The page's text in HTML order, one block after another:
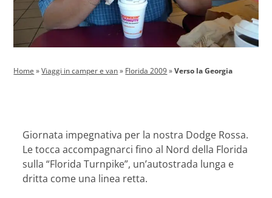
Home »Viaggi in camper e van» Florida 2009»Verso la Georgia
Giornata impegnativa per la nostra Dodge Rossa.
Le tocca accompagnarci fino al Nord della Florida
sulla “Florida Turnpike”, un’autostrada lunga e
dritta come una linea retta.